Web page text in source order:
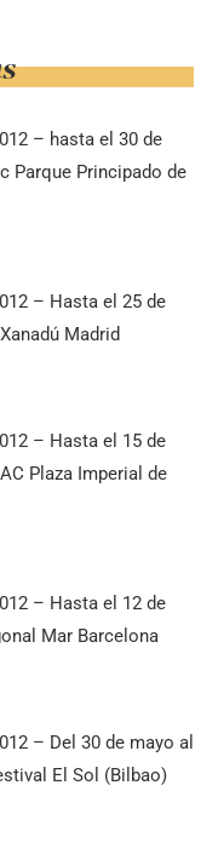
– hasta el 30 de
Parque Principado de
– Hasta el 25 de
Madrid
– Hasta el 15 de
Plaza Imperial de
– Hasta el 12 de
Mar Barcelona
– Del 30 de mayo al
El Sol (Bilbao)